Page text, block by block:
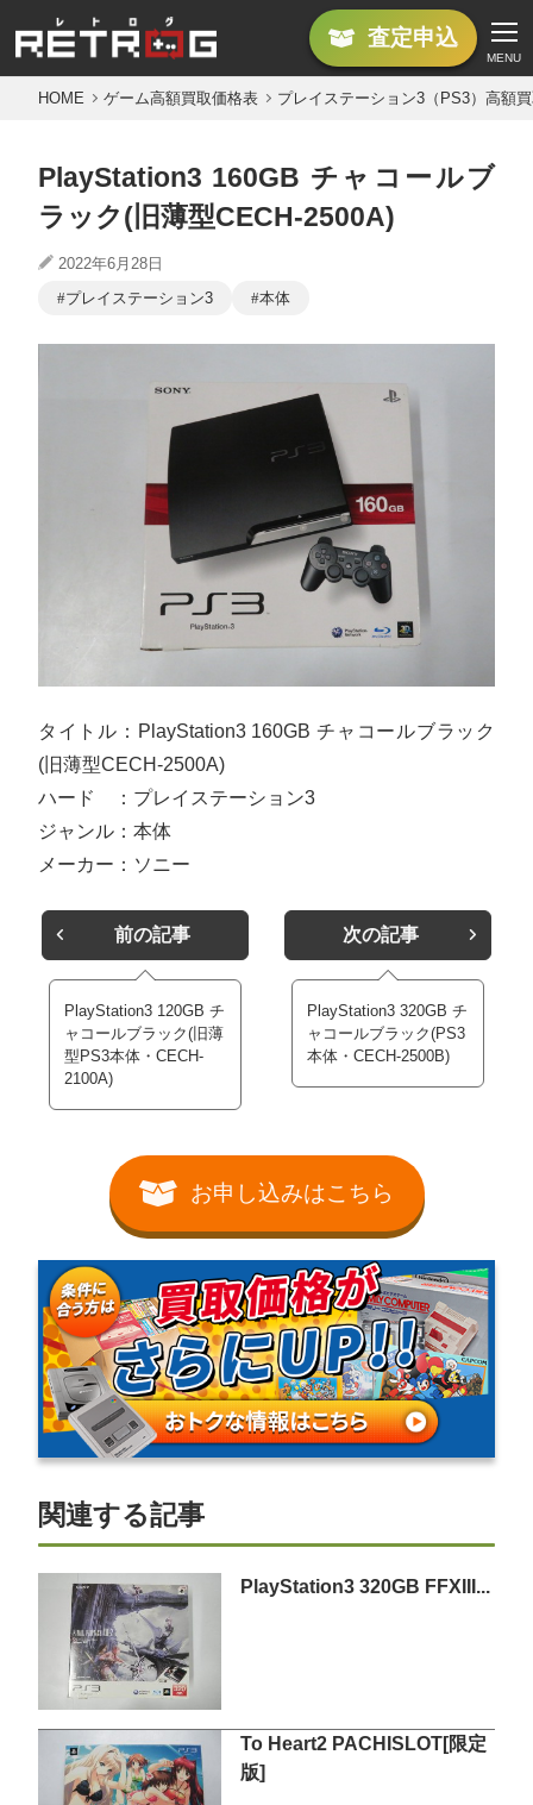
査定申込
MENU
HOME ゲーム高額買取価格表 プレイステーション3（PS3）高額
PlayStation3 160GB チャコールブ
ラック(旧薄型CECH-2500A)
2022年6月28日
プレイステーション3
本体
タイトル：PlayStation3 160GB チャコールブラック
(旧薄型CECH-2500A)
ハード ：プレイステーション3
ジャンル：本体
メーカー：ソニー
前の記事
PlayStation3 120GB チ
ャコールブラック(旧薄
型PS3本体・CECH-
2100A)
次の記事
PlayStation3 320GB チ
ャコールブラック(PS3
本体・CECH-2500B)
お申し込みはこちら
関連する記事
PlayStation3 320GB FFXIII...
To Heart2 PACHISLOT[限定
版]